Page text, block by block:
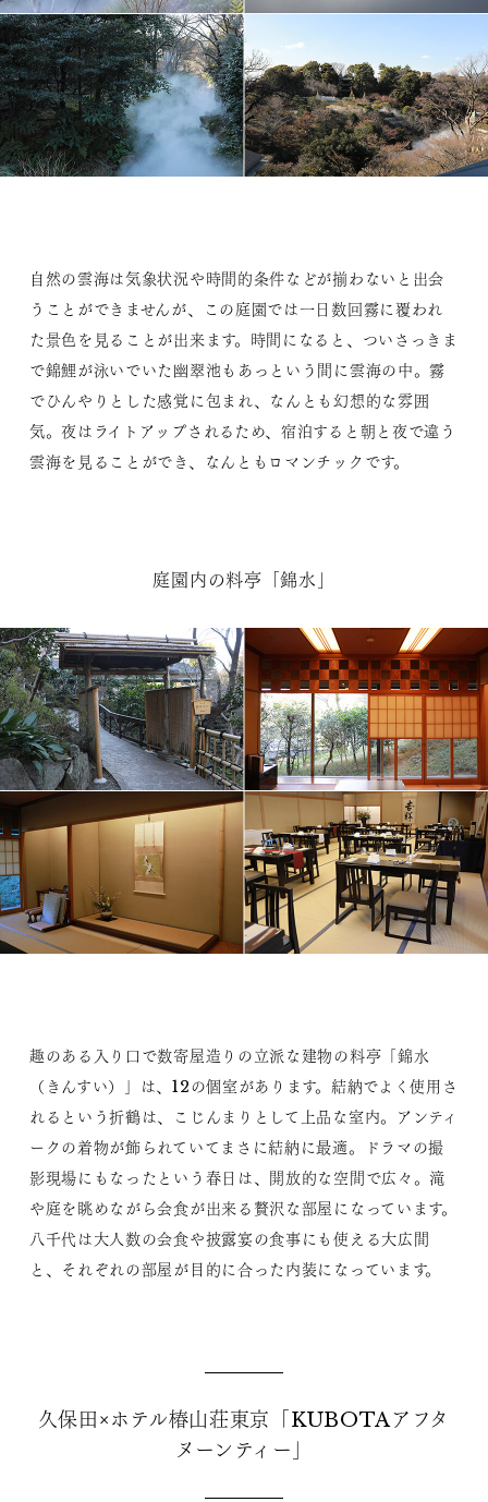
自然の雲海は気象状況や時間的条件などが揃わないと出会
うことができませんが、この庭園では一日数回霧に覆われ
た景色を見ることが出来ます。時間になると、ついさっきま
で錦鯉が泳いでいた幽翠池もあっという間に雲海の中。霧
でひんやりとした感覚に包まれ、なんとも幻想的な雰囲
気。夜はライトアップされるため、宿泊すると朝と夜で違う
雲海を見ることができ、なんともロマンチックです。
庭園内の料亭「錦水」
趣のある入り口で数寄屋造りの立派な建物の料亭「錦水
（きんすい）」は、12の個室があります。結納でよく使用さ
れるという折鶴は、こじんまりとして上品な室内。アンティ
ークの着物が飾られていてまさに結納に最適。ドラマの撮
影現場にもなったという春日は、開放的な空間で広々。滝
や庭を眺めながら会食が出来る贅沢な部屋になっています。
八千代は大人数の会食や披露宴の食事にも使える大広間
と、それぞれの部屋が目的に合った内装になっています。
久保田×ホテル椿山荘東京「KUBOTAアフタ
ヌーンティー」